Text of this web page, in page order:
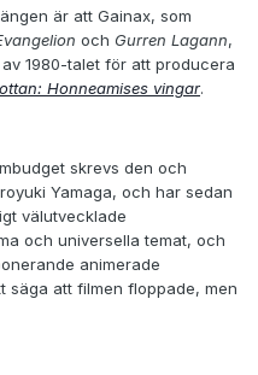
är att Gainax, som
och Gurren Lagann,
1980-talet för att producera
Honneamises vingar.
skrevs den och
Yamaga, och har sedan
välutvecklade
och universella temat, och
animerade
säga att filmen floppade, men